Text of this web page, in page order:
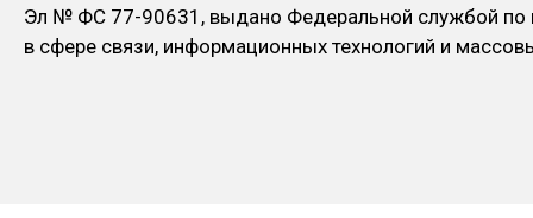
Эл № ФC 77-90631, выдано Федеральной службой по
в сфере связи, информационных технологий и